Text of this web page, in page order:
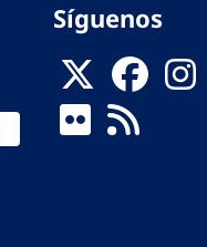
Síguenos